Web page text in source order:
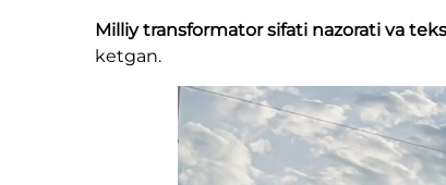
Milliy transformator sifati nazorati va
ketgan.